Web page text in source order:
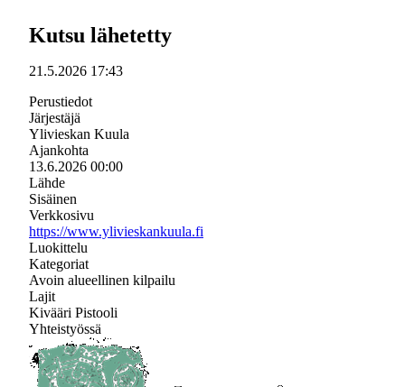
Kutsu lähetetty
21.5.2026 17:43
Perustiedot
Järjestäjä
Ylivieskan Kuula
Ajankohta
13.6.2026 00:00
Lähde
Sisäinen
Verkkosivu
https://www.ylivieskankuula.fi
Luokittelu
Kategoriat
Avoin alueellinen kilpailu
Lajit
Kivääri Pistooli
Yhteistyössä